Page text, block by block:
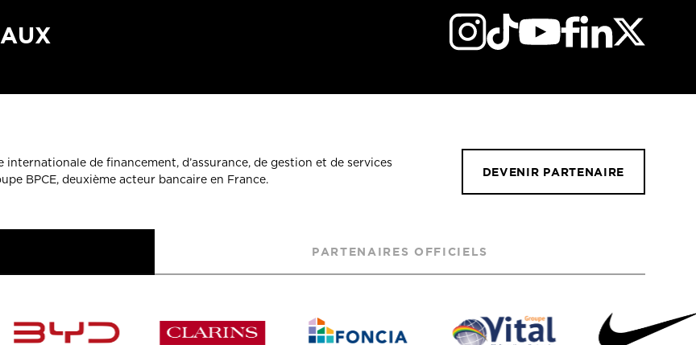
internationale de financement, d’assurance, de gestion et de services
BPCE, deuxième acteur bancaire en France.
DEVENIR PARTENAIRE
PARTENAIRES OFFICIELS